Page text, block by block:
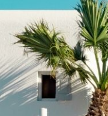
STYLE
된 여름